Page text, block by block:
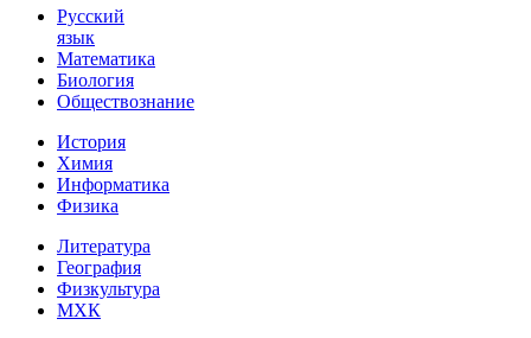
Русский
язык
Математика
Биология
Обществознание
История
Химия
Информатика
Физика
Литература
География
Физкультура
МХК